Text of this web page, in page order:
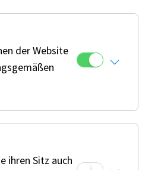
Wien)
der Website
ihren Sitz auch